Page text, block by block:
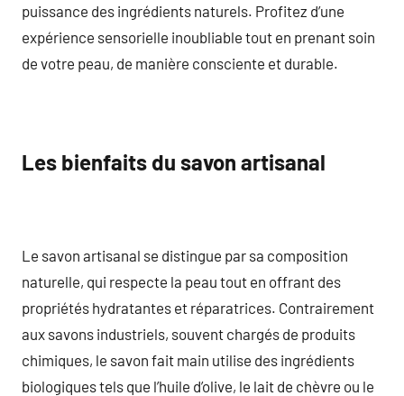
puissance des ingrédients naturels. Profitez d’une
expérience sensorielle inoubliable tout en prenant soin
de votre peau, de manière consciente et durable.
Les bienfaits du savon artisanal
Le savon artisanal se distingue par sa composition
naturelle, qui respecte la peau tout en offrant des
propriétés hydratantes et réparatrices. Contrairement
aux savons industriels, souvent chargés de produits
chimiques, le savon fait main utilise des ingrédients
biologiques tels que l’huile d’olive, le lait de chèvre ou le